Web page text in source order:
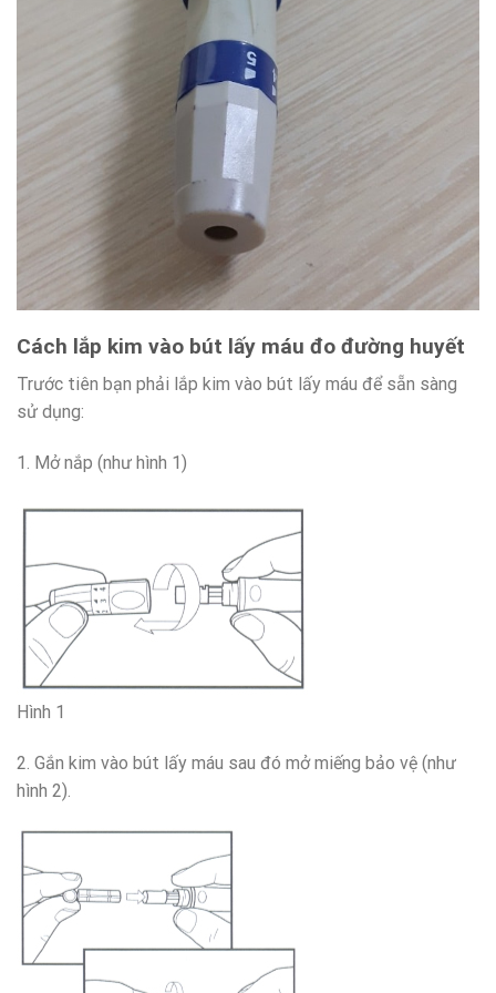
Cách lắp kim vào bút lấy máu đo đường huyết
Trước tiên bạn phải lắp kim vào bút lấy máu để sẵn sàng
sử dụng:
1. Mở nắp (như hình 1)
Hình 1
2. Gắn kim vào bút lấy máu sau đó mở miếng bảo vệ (như
hình 2).